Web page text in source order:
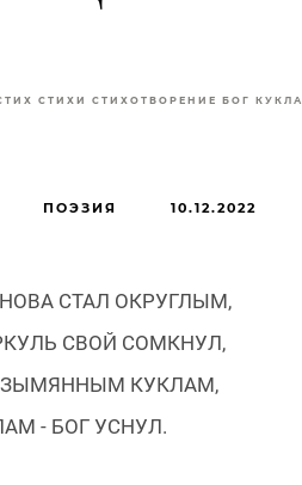
СТИХИ СТИХОТВОРЕНИЕ БОГ КУКЛА
ПОЭЗИЯ 10.12.2022
СТАЛ ОКРУГЛЫМ,
СВОЙ СОМКНУЛ,
КУКЛАМ,
- БОГ УСНУЛ.